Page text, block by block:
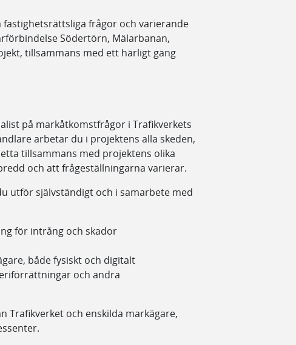
frågor och varierande
Södertörn, Mälarbanan,
tillsammans med ett härligt gäng
på markåtkomstfrågor i Trafikverkets
arbetar du i projektens alla skeden,
tillsammans med projektens olika
och att frågeställningarna varierar.
utför självständigt och i samarbete med
för intrång och skador
både fysiskt och digitalt
och andra
Trafikverket och enskilda markägare,